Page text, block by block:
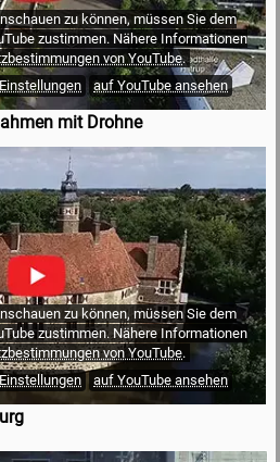
zu können, müssen Sie dem
zustimmen. Nähere Informationen
von YouTube.
auf YouTube ansehen
mit Drohne
zu können, müssen Sie dem
zustimmen. Nähere Informationen
von YouTube.
auf YouTube ansehen